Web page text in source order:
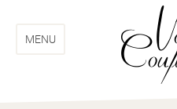
menu
contenuMENU